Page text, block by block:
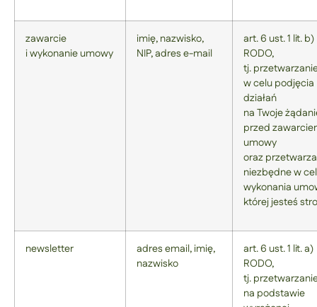
zawarcie
i wykonanie umowy
imię, nazwisko,
NIP, adres e-mail
art. 6 ust. 1 lit. b)
RODO,
tj.
w celu podjęcia
działań
na Twoje
przed
umowy
oraz
niezbędne w
wykonania
której jesteś
newsletter
adres email, imię,
nazwisko
art. 6 ust. 1 lit. a)
RODO,
tj.
na podstawie